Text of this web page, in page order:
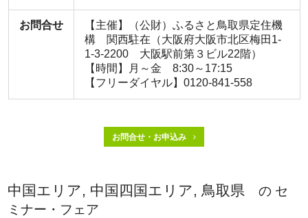
お問合せ
【主催】（公財）ふるさと鳥取県定住機
構 関西駐在（大阪府大阪市北区梅田1-
1-3-2200 大阪駅前第３ビル22階）
【時間】月～金 8:30～17:15
【フリーダイヤル】0120-841-558
お問合せ・お申込み
中国エリア, 中国四国エリア, 鳥取県
の セ
ミナー・フェア